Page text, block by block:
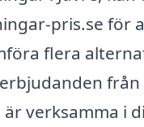
pris.se för
flera
från
verksamma i